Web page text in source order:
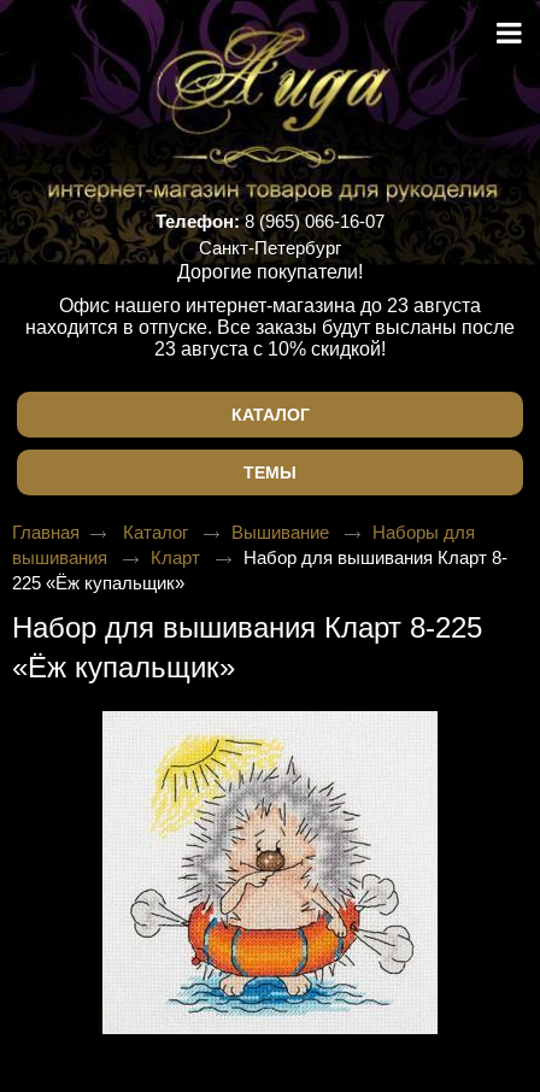
Телефон:8 (965) 066-16-07
Санкт-Петербург
Дорогие покупатели!
Офис нашего интернет-магазина до 23 августа
находится в отпуске. Все заказы будут высланы после
23 августа с 10% скидкой!
КАТАЛОГ
ТЕМЫ
Главная Каталог Вышивание
Наборы для
вышивания
Кларт
Набор для вышивания Кларт 8-
225 «Ёж купальщик»
Набор для вышивания Кларт 8-225
«Ёж купальщик»